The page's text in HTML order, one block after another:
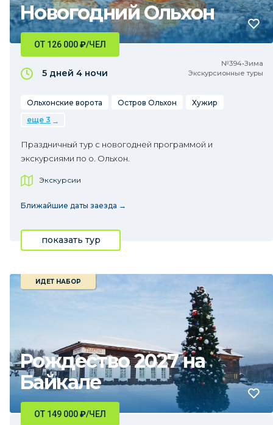
Новогодний Ольхон
№394•Зима
Экскурсионные туры
ОТ 126 000₽/ЧЕЛ
5 дней 4 ночи
Ольхонские ворота Остров Ольхон
Хужир
еще 3
Праздничный тур с новогодней программой и
экскурсиями по о. Ольхон.
Экскурсии
Ближайшие даты заезда →
показать тур
Рождество 2027 на
Байкале
ИДЕТ НАБОР
ОТ 149 000₽/ЧЕЛ